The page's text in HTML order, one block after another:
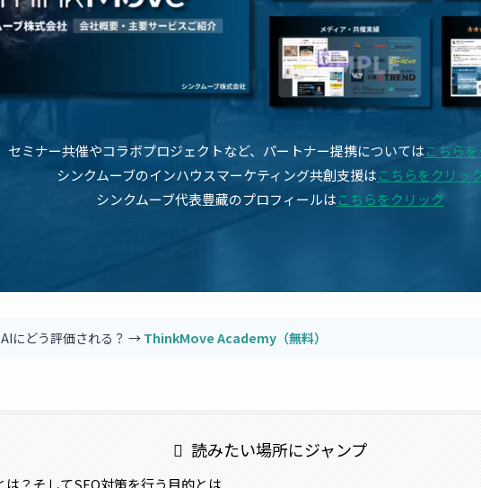
セミナー共催やコラボプロジェクトなど、パートナー提携についてはこちら
シンクムーブのインハウスマーケティング共創支援はこちらをクリッ
シンクムーブ代表豊藏のプロフィールはこちらをクリック
にどう評価される？ → ThinkMove Academy（無料）
読みたい場所にジャンプ
は？そしてSEO対策を行う目的とは